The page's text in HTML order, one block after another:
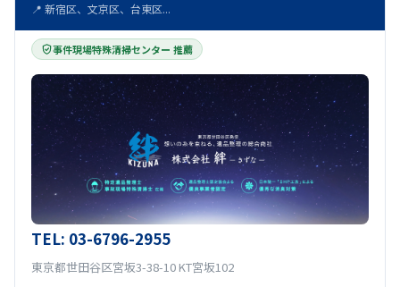
📍 新宿区、文京区、台東区...
事件現場特殊清掃センター 推薦
TEL: 03-6796-2955
東京都世田谷区宮坂3-38-10 KT宮坂102